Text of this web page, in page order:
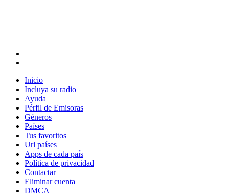
Inicio
Incluya su radio
Ayuda
Pérfil de Emisoras
Géneros
Países
Tus favoritos
Url países
Apps de cada país
Política de privacidad
Contactar
Eliminar cuenta
DMCA